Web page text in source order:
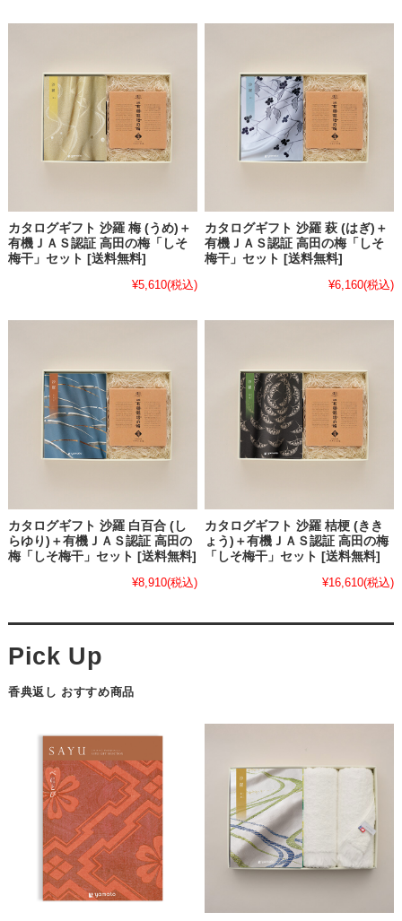
カタログギフト 沙羅 梅 (うめ)＋
有機ＪＡＳ認証 高田の梅「しそ
梅干」セット [送料無料]
¥5,610(税込)
カタログギフト 沙羅 萩 (はぎ)＋
有機ＪＡＳ認証 高田の梅「しそ
梅干」セット [送料無料]
¥6,160(税込)
カタログギフト 沙羅 白百合 (し
らゆり)＋有機ＪＡＳ認証 高田の
梅「しそ梅干」セット [送料無料]
¥8,910(税込)
カタログギフト 沙羅 桔梗 (きき
ょう)＋有機ＪＡＳ認証 高田の梅
「しそ梅干」セット [送料無料]
¥16,610(税込)
香典返し おすすめ商品